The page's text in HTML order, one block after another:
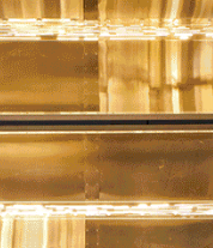
Moi
SPAIN, S.L.U.